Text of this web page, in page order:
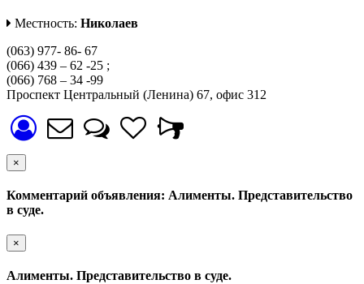
Местность: Николаев
(063) 977- 86- 67
(066) 439 – 62 -25 ;
(066) 768 – 34 -99
Проспект Центральный (Ленина) 67, офис 312
×
Комментарий объявления: Алименты. Представительство
в суде.
×
Алименты. Представительство в суде.